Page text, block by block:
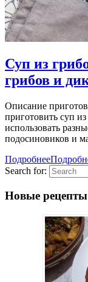
Суп из
грибов и
Описание
приготовить суп
использовать
подосиновиков и
Подробнее
Search for:
Новые рецепты